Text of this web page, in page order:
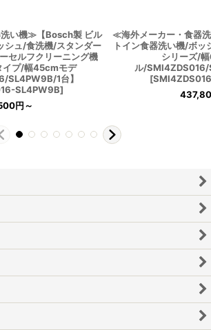
い機≫【Bosch製 ビル
シュ/食洗機/スタンダー
セルフクリーニング機
イプ/幅45cmモデ
SL4PW9B/1台】
SL4PW9B]
円～
≪海外メーカー・食器
トイン食器洗い機/ボ
シリーズ/
ル/SMI4ZDS016/
[